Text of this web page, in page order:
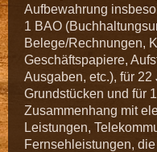
Aufbewahrung
1 BAO
Belege/Rechnungen,
Geschäftspapiere,
Ausgaben, etc.), für
Grundstücken und für
Zusammenhang mit
Leistungen,
Fernsehleistungen,